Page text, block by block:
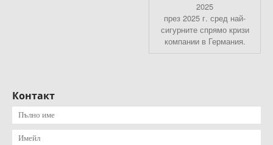
2025
през 2025 г. сред най-
сигурните спрямо кризи
компании в Германия.
Контакт